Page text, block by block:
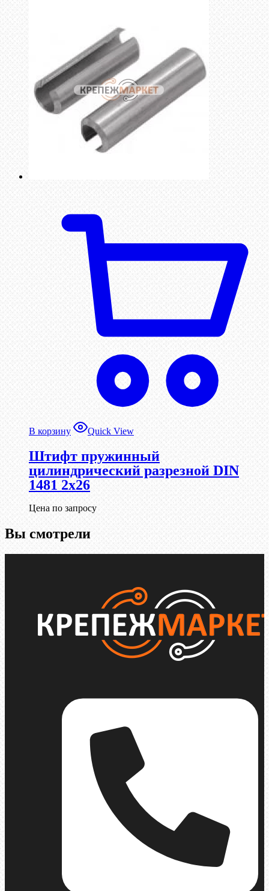
В корзину Quick View
Штифт пружинный
цилиндрический разрезной DIN
1481 2х26
Цена по запросу
Вы смотрели